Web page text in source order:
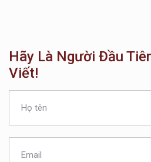
Hãy Là Người Đầu
Viết!